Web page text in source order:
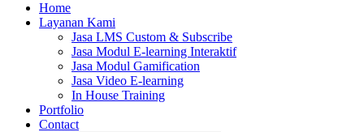
Home
Layanan Kami
Jasa LMS Custom & Subscribe
Jasa Modul E-learning Interaktif
Jasa Modul Gamification
Jasa Video E-learning
In House Training
Portfolio
Contact